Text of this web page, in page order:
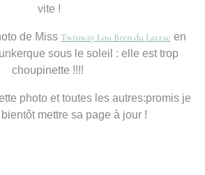
vite !
de Miss Twinway Lou Bren du Larzac en
sous le soleil : elle est trop
choupinette !!!!
photo et toutes les autres:promis je
mettre sa page à jour !